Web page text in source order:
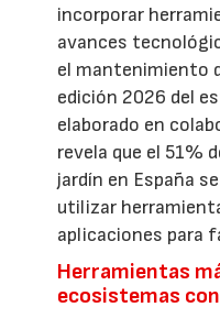
incorporar
avances
el mantenimiento
edición 2026 del
elaborado en
revela que el 51%
jardín en España
utilizar
aplicaciones para
Herramientas
ecosistemas